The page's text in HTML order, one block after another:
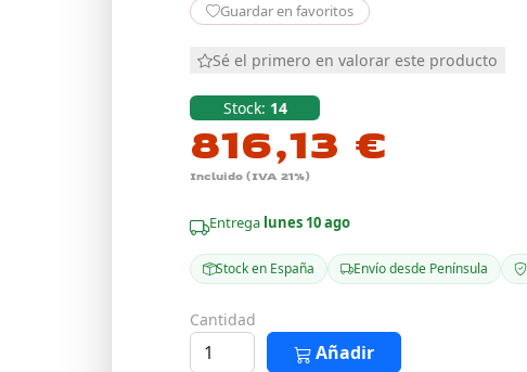
Guardar en favoritos
Sé el primero en valorar este producto
Stock: 14
816,13 €
Incluido (IVA 21%)
Entrega lunes 10 ago
Stock en España Envío desde Península
Cantidad
Añadir